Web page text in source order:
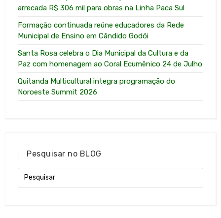
arrecada R$ 306 mil para obras na Linha Paca Sul
Formação continuada reúne educadores da Rede
Municipal de Ensino em Cândido Godói
Santa Rosa celebra o Dia Municipal da Cultura e da
Paz com homenagem ao Coral Ecumênico 24 de Julho
Quitanda Multicultural integra programação do
Noroeste Summit 2026
Pesquisar no BLOG